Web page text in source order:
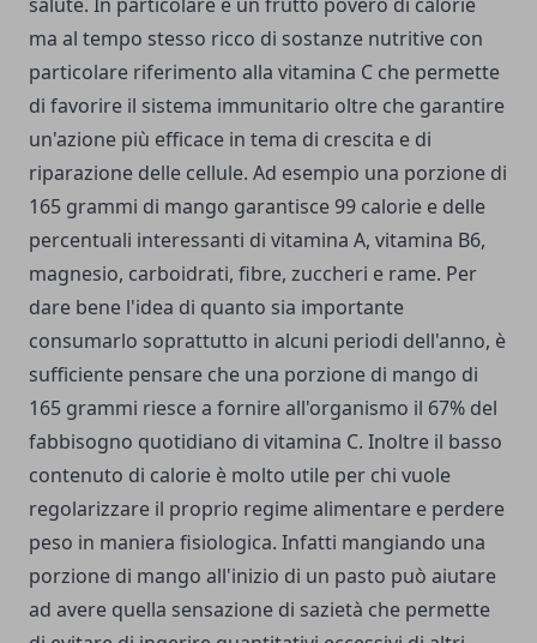
ma al tempo stesso ricco di sostanze nutritive con
particolare riferimento alla vitamina C che permette
di favorire il sistema immunitario oltre che garantire
un'azione più efficace in tema di crescita e di
riparazione delle cellule. Ad esempio una porzione di
165 grammi di mango garantisce 99 calorie e delle
percentuali interessanti di vitamina A, vitamina B6,
magnesio, carboidrati, fibre, zuccheri e rame. Per
dare bene l'idea di quanto sia importante
consumarlo soprattutto in alcuni periodi dell'anno, è
sufficiente pensare che una porzione di mango di
165 grammi riesce a fornire all'organismo il 67% del
fabbisogno quotidiano di vitamina C. Inoltre il basso
contenuto di calorie è molto utile per chi vuole
regolarizzare il proprio regime alimentare e perdere
peso in maniera fisiologica. Infatti mangiando una
porzione di mango all'inizio di un pasto può aiutare
ad avere quella sensazione di sazietà che permette